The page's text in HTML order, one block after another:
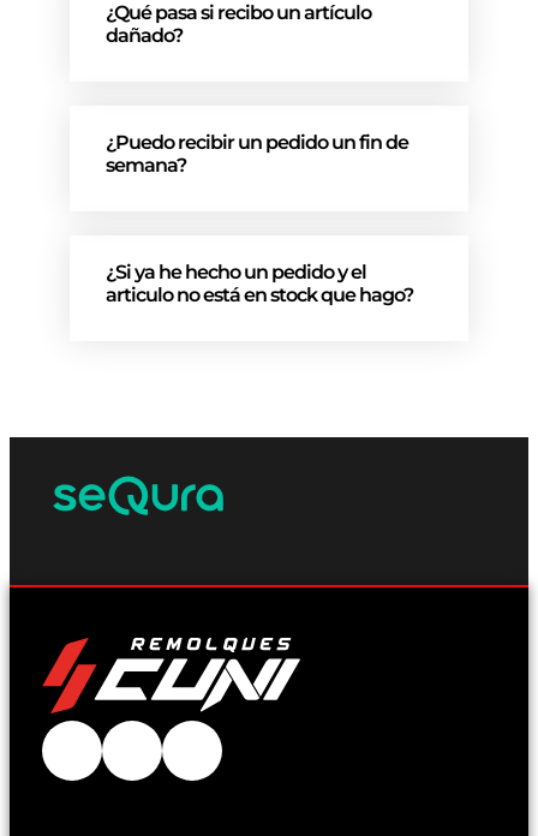
¿Qué pasa si recibo un artículo
dañado?
¿Puedo recibir un pedido un fin de
semana?
¿Si ya he hecho un pedido y el
articulo no está en stock que hago?